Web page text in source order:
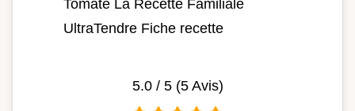
Tomate La Recette Familiale
UltraTendre Fiche recette
5.0/ 5 (5Avis)